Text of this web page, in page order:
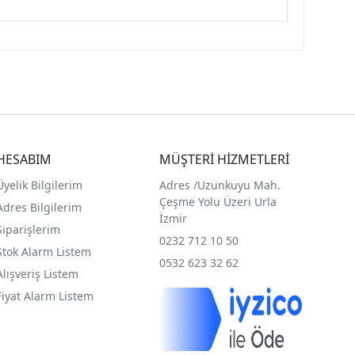
Bilgilerim
Bilgilerim
Alarm Listem
Listem
Alarm Listem
MÜŞTERİ HİZMETLERİ
Adres /Uzunkuyu Mah.
Çeşme Yolu Üzeri Urla
İzmir
0232 712 10 50
0532 623 32 62